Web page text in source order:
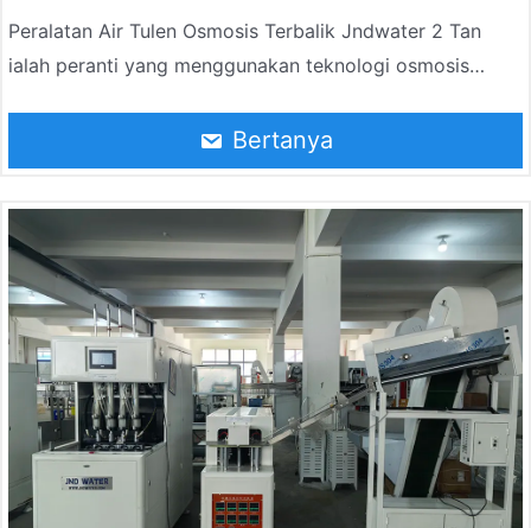
Peralatan Air Tulen Osmosis Terbalik Jndwater 2 Tan
ialah peranti yang menggunakan teknologi osmosis
paip atau air bawah tanah menjadi air tulen. Ia digunakan
secara meluas dalam makmal, kimia, elektronik, industri
Bertanya